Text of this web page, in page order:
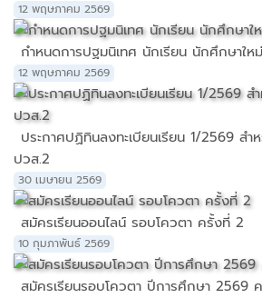
12 พฤษภาคม 2569
กำหนดการปฐมนิเทศ นักเรียน นักศึกษาใ
12 พฤษภาคม 2569
ประกาศปฏิทินลงทะเบียนเรียน 1/2569 ส
ปวส.2
30 เมษายน 2569
สมัครเรียนออนไลน์ รอบโควตา ครั้งที่ 2
10 กุมภาพันธ์ 2569
สมัครเรียนรอบโควตา ปีการศึกษา 2569